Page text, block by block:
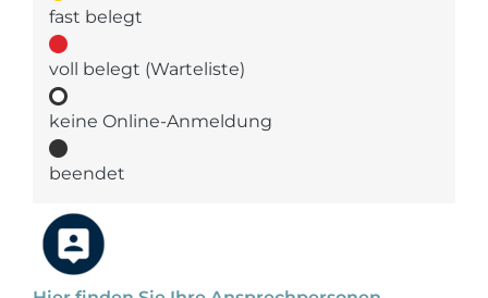
fast belegt
voll belegt (Warteliste)
keine Online-Anmeldung
beendet